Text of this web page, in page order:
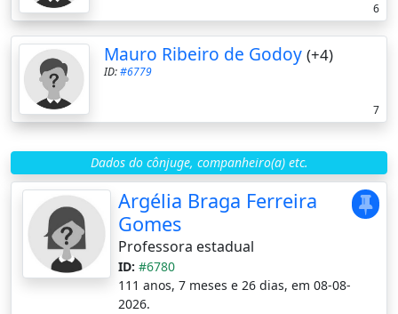
6
Mauro Ribeiro de Godoy (+4)
ID:#6779
7
Dados do cônjuge, companheiro(a) etc.
Argélia Braga Ferreira
Gomes
Professora estadual
ID: #6780
111 anos, 7 meses e 26 dias, em 08-08-
2026.